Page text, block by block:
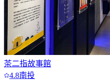
茶二指故事館
4.8南投